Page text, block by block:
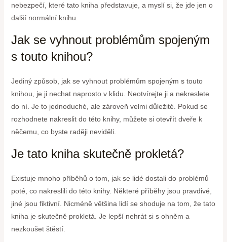
nebezpečí, které tato kniha představuje, a myslí si, že jde jen o
další normální knihu.
Jak se vyhnout problémům spojeným
s touto knihou?
Jediný způsob, jak se vyhnout problémům spojeným s touto
knihou, je ji nechat naprosto v klidu. Neotvírejte ji a nekreslete
do ní. Je to jednoduché, ale zároveň velmi důležité. Pokud se
rozhodnete nakreslit do této knihy, můžete si otevřít dveře k
něčemu, co byste raději neviděli.
Je tato kniha skutečně prokletá?
Existuje mnoho příběhů o tom, jak se lidé dostali do problémů
poté, co nakreslili do této knihy. Některé příběhy jsou pravdivé,
jiné jsou fiktivní. Nicméně většina lidí se shoduje na tom, že tato
kniha je skutečně prokletá. Je lepší nehrát si s ohněm a
nezkoušet štěstí.